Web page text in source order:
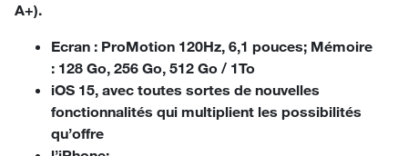
A+).
Ecran : ProMotion 120Hz, 6,1 pouces; Mémoire
: 128 Go, 256 Go, 512 Go / 1To
iOS 15, avec toutes sortes de nouvelles
fonctionnalités qui multiplient les possibilités
qu’offre